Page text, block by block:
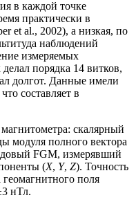
в каждой точке
практически в
et al., 2002), а низкая, по
наблюдений
измеряемых
порядка 14 витков,
долгот. Данные имели
составляет в
скалярный
модуля полного вектора
FGM, измерявший
(X, Y, Z). Точность
поля
нТл.